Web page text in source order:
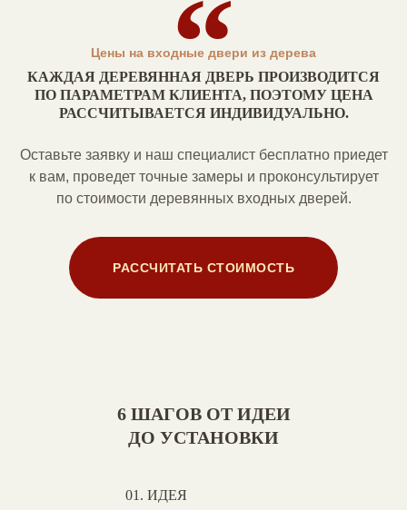
Цены на входные двери из дерева
КАЖДАЯ ДЕРЕВЯННАЯ ДВЕРЬ ПРОИЗВОДИТСЯ
ПО ПАРАМЕТРАМ КЛИЕНТА, ПОЭТОМУ ЦЕНА
РАССЧИТЫВАЕТСЯ ИНДИВИДУАЛЬНО.
Оставьте заявку и наш специалист бесплатно приедет
к вам, проведет точные замеры и проконсультирует
по стоимости деревянных входных дверей.
РАССЧИТАТЬ СТОИМОСТЬ
6 ШАГОВ ОТ ИДЕИ
ДО УСТАНОВКИ
ИДЕЯ